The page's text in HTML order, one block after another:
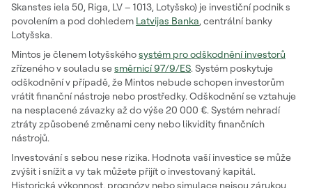
Skanstes iela 50, Riga, LV – 1013, Lotyšsko) je investiční podnik s
povolením a pod dohledem Latvijas Banka, centrální banky
Lotyšska.
Mintos je členem lotyšskéhosystém pro odškodnění investorů
zřízeného v souladu sesměrnicí 97/9/ES. Systém poskytuje
odškodnění v případě, že Mintos nebude schopen investorům
vrátit finanční nástroje nebo prostředky. Odškodnění se vztahuje
na nesplacené závazky až do výše 20 000 €. Systém nehradí
ztráty způsobené změnami ceny nebo likvidity finančních
nástrojů.
Investování s sebou nese rizika. Hodnota vaší investice se může
zvýšit i snížit a vy tak můžete přijít o investovaný kapitál.
Historická výkonnost, prognózy nebo simulace nejsou zárukou